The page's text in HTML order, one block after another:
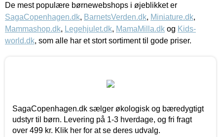
De mest populære børnewebshops i øjeblikket er
SagaCopenhagen.dk, BarnetsVerden.dk, Miniature.dk,
Mammashop.dk, Legehjulet.dk, MamaMilla.dk og Kids-
world.dk, som alle har et stort sortiment til gode priser.
SagaCopenhagen.dk sælger økologisk og bæredygtigt
udstyr til børn. Levering på 1-3 hverdage, og fri fragt
over 499 kr. Klik her for at se deres udvalg.